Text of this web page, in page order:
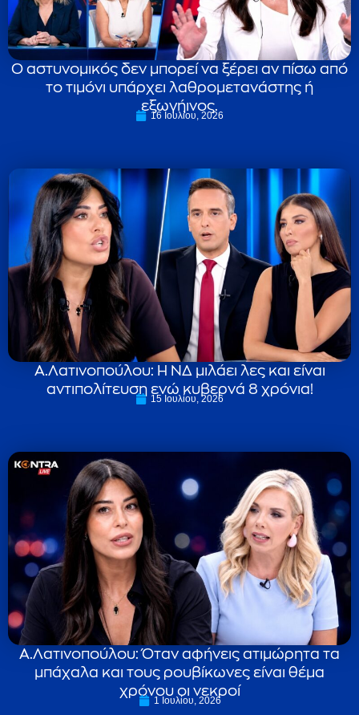
Ο αστυνομικός δεν μπορεί να ξέρει αν πίσω από
το τιμόνι υπάρχει λαθρομετανάστης ή
εξωγήινος.
16 Ιουλίου, 2026
Α.Λατινοπούλου: Η ΝΔ μιλάει λες και είναι
αντιπολίτευση ενώ κυβερνά 8 χρόνια!
15 Ιουλίου, 2026
Α.Λατινοπούλου: Όταν αφήνεις ατιμώρητα τα
μπάχαλα και τους ρουβίκωνες είναι θέμα
χρόνου οι νεκροί
1 Ιουλίου, 2026